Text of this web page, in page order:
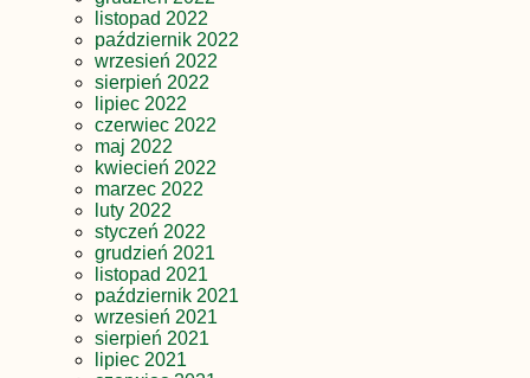
listopad 2022
październik 2022
wrzesień 2022
sierpień 2022
lipiec 2022
czerwiec 2022
maj 2022
kwiecień 2022
marzec 2022
luty 2022
styczeń 2022
grudzień 2021
listopad 2021
październik 2021
wrzesień 2021
sierpień 2021
lipiec 2021